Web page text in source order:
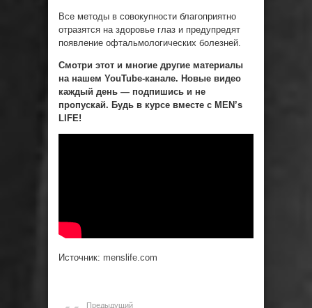
Все методы в совокупности благоприятно
отразятся на здоровье глаз и предупредят
появление офтальмологических болезней.
Смотри этот и многие другие материалы
на нашем YouTube-канале. Новые видео
каждый день — подпишись и не
пропускай. Будь в курсе вместе с MEN’s
LIFE!
Источник: menslife.com
Предыдущий